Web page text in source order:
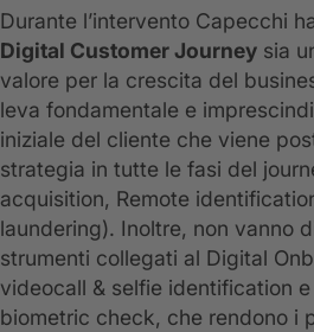
Durante l’intervento Capecchi
Digital Customer Journey sia
valore per la crescita del
leva fondamentale e
iniziale del cliente che viene
strategia in tutte le fasi del
acquisition, Remote
laundering). Inoltre, non vanno
strumenti collegati al Digital
videocall & selfie identification
biometric check, che rendono i